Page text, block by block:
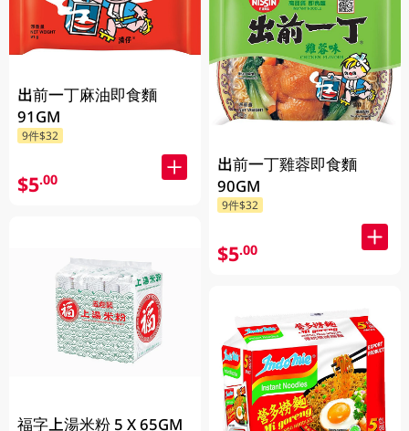
出前一丁麻油即食麵
91GM
9件$32
$5.00
福字上湯米粉 5 X 65GM
出前一丁雞蓉即食麵
90GM
9件$32
$5.00